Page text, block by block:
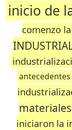
inicio de
comenzo
iniciaron la